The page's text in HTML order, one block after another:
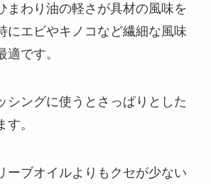
まわり油の軽さが具材の風味を
にエビやキノコなど繊細な風味
適です。
シングに使うとさっぱりとした
。
ーブオイルよりもクセが少ない